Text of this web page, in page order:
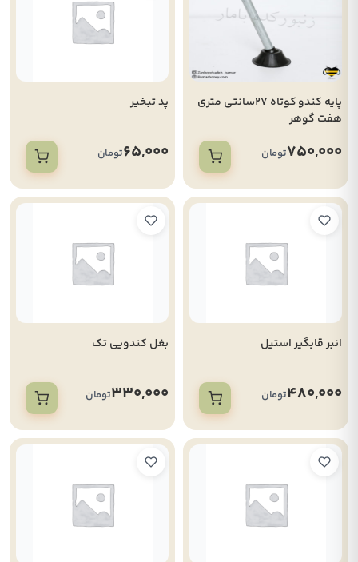
پایه کندو کوتاه 27سانتی متری
هفت گوهر
750,000تومان
پد تبخیر
65,000تومان
انبر قابگیر استیل
480,000تومان
بغل کندویی تک
330,000تومان